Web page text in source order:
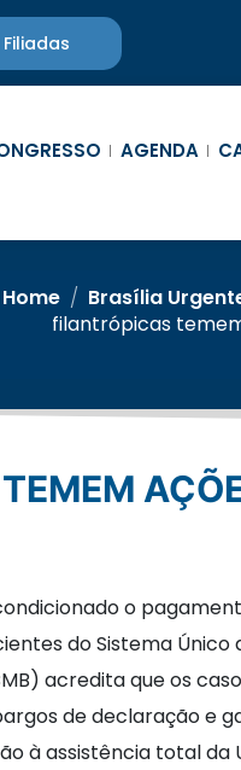
Filiadas
AGENDA
Home / Brasília
filantrópicas
o
do Sistema Único
acredita que os
de declaração e
à assistência total da